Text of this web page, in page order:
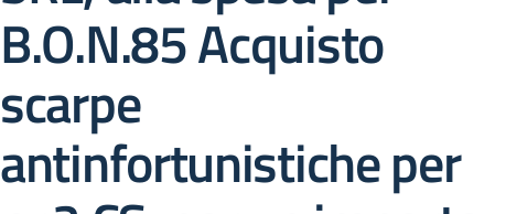
B.O.N.85 Acquisto
scarpe
antinfortunistiche per